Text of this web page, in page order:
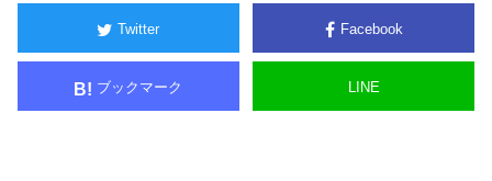
Twitter Facebook
B! ブックマーク LINE